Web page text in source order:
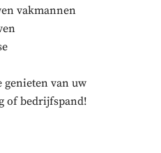
vakmannen
genieten van uw
of bedrijfspand!